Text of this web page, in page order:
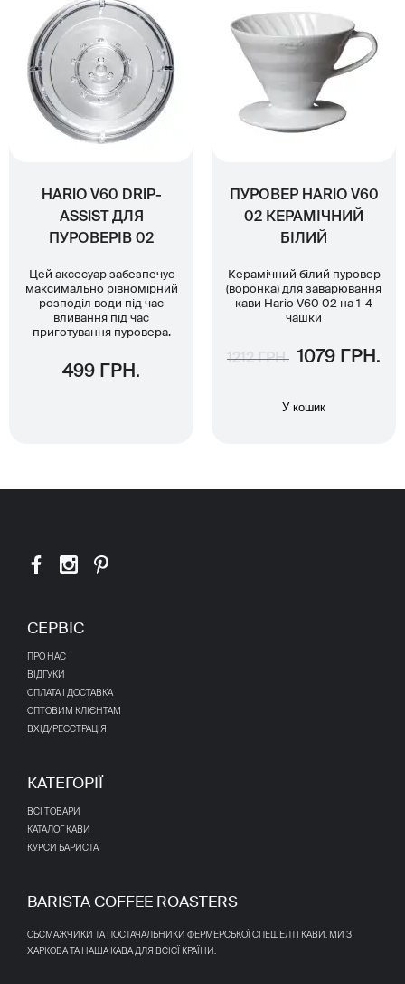
HARIO V60 DRIP-
ASSIST ДЛЯ
ПУРОВЕРІВ 02
Цей аксесуар забезпечує
максимально рівномірний
розподіл води під час
вливання під час
приготування пуровера.
499 ГРН.
ПУРОВЕР HARIO V60
02 КЕРАМІЧНИЙ
БІЛИЙ
Керамічний білий пуровер
(воронка) для заварювання
кави Hario V60 02 на 1-4
чашки
1212 ГРН. 1079 ГРН.
У кошик
СЕРВІС
ПРО НАС
ВІДГУКИ
ОПЛАТА І ДОСТАВКА
ОПТОВИМ КЛІЄНТАМ
ВХІД/РЕЄСТРАЦІЯ
КАТЕГОРІЇ
ВСІ ТОВАРИ
КАТАЛОГ КАВИ
КУРСИ БАРИСТА
BARISTA COFFEE ROASTERS
ОБСМАЖЧИКИ ТА ПОСТАЧАЛЬНИКИ ФЕРМЕРСЬКОЇ СПЕШЕЛТІ КАВИ. МИ З
ХАРКОВА ТА НАША КАВА ДЛЯ ВСІЄЇ КРАЇНИ.